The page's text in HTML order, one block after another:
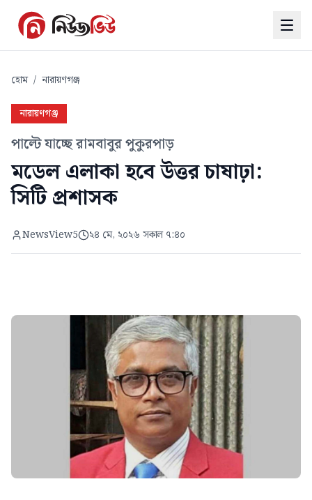
হোম / নারায়ণগঞ্জ
নারায়ণগঞ্জ
পাল্টে যাচ্ছে রামবাবুর পুকুরপাড়
মডেল এলাকা হবে উত্তর চাষাঢ়া:
সিটি প্রশাসক
NewsView5 ২৪ মে, ২০২৬ সকাল ৭:৪০